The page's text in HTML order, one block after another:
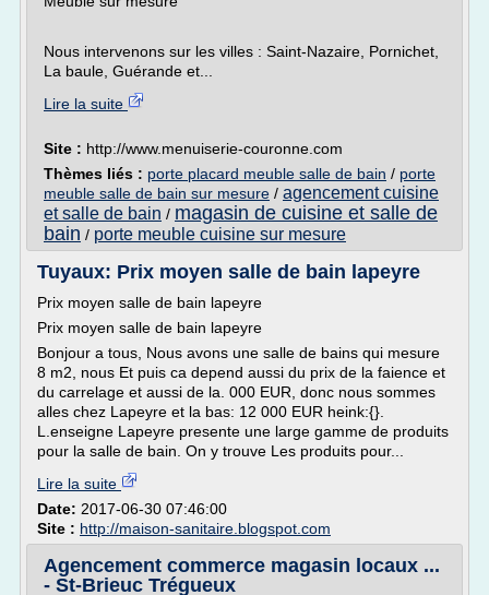
Nous intervenons sur les villes : Saint-Nazaire, Pornichet,
La baule, Guérande et...
Lire la suite
Site : http://www.menuiserie-couronne.com
Thèmes liés : porte placard meuble salle de bain / porte
meuble salle de bain sur mesure / agencement cuisine
et salle de bain / magasin de cuisine et salle de
bain / porte meuble cuisine sur mesure
Tuyaux: Prix moyen salle de bain lapeyre
Prix moyen salle de bain lapeyre
Prix moyen salle de bain lapeyre
Bonjour a tous, Nous avons une salle de bains qui mesure
8 m2, nous Et puis ca depend aussi du prix de la faience et
du carrelage et aussi de la. 000 EUR, donc nous sommes
alles chez Lapeyre et la bas: 12 000 EUR heink:{}.
L.enseigne Lapeyre presente une large gamme de produits
pour la salle de bain. On y trouve Les produits pour...
Lire la suite
Date: 2017-06-30 07:46:00
Site : http://maison-sanitaire.blogspot.com
Agencement commerce magasin locaux ...
- St-Brieuc Trégueux